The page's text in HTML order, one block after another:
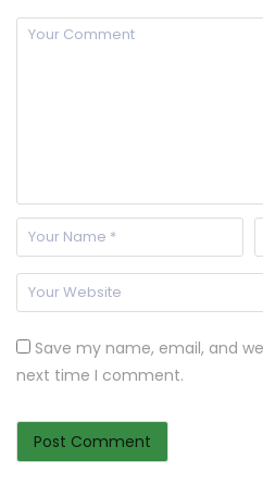
Save my name, email, and
next time I comment.